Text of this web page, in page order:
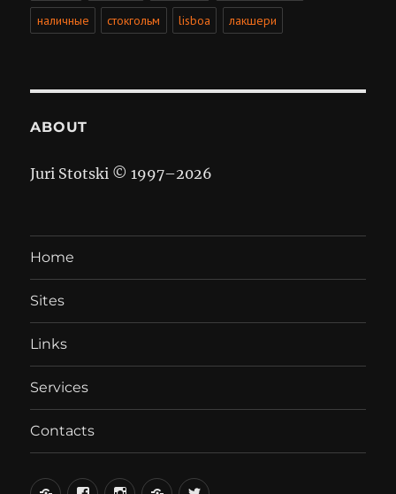
наличные стокгольм lisboa лакшери
ABOUT
Juri Stotski © 1997–2026
Home
Sites
Links
Services
Contacts
вКонтакте
FacebookInstagramLiveJournal
Twitter